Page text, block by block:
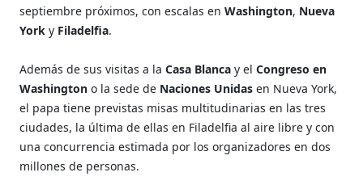
septiembre próximos, con escalas enWashington, Nueva
Yorky Filadelfia.
Además de sus visitas a laCasa Blanca y elCongreso en
Washingtono la sede de Naciones Unidasen Nueva York,
el papa tiene previstas misas multitudinarias en las tres
ciudades, la última de ellas en Filadelfia al aire libre y con
una concurrencia estimada por los organizadores en dos
millones de personas.